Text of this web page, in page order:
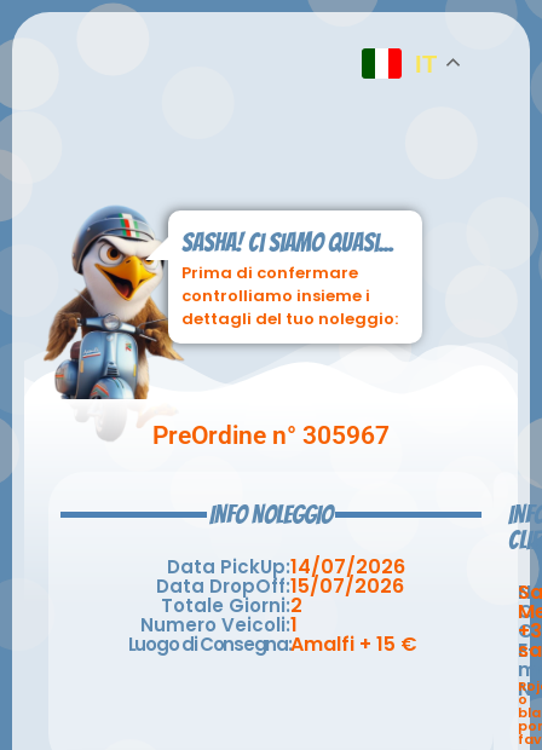
IT
Sasha! ci siamo quasi...
Prima di confermare
controlliamo insieme i
dettagli del tuo noleggio:
PreOrdine n° 305967
INFO NOLEGGIO
Data PickUp:14/07/2026
Data DropOff:15/07/2026
Totale Giorni:2
Numero Veicoli:1
Luogo di Consegna:Amalfi + 15 € E-
o
por